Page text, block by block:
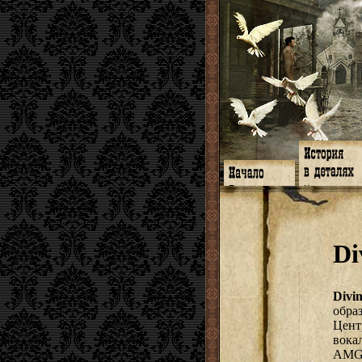
Главная
Программа
Форум
Facebook
Гостевая
Книги
Галереи
Музыка
Видео
Субтитры
Заметки
Мысли